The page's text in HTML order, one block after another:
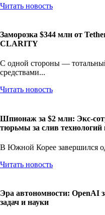
Читать новость
Заморозка $344 млн от
CLARITY
С одной стороны —
средствами...
Читать новость
Шпионаж за $2 млн: Экс-
тюрьмы за слив технологий
В Южной Корее завершился
Читать новость
Эра автономности: OpenAI
задач и науки